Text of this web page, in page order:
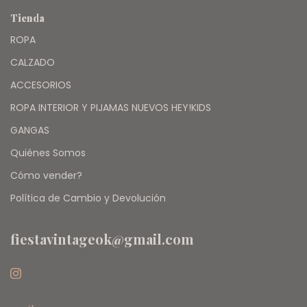
Tienda
ROPA
CALZADO
ACCESORIOS
ROPA INTERIOR Y PIJAMAS NUEVOS HEY!KIDS
GANGAS
Quiénes Somos
Cómo vender?
Política de Cambio y Devolución
fiestavintageok@gmail.com